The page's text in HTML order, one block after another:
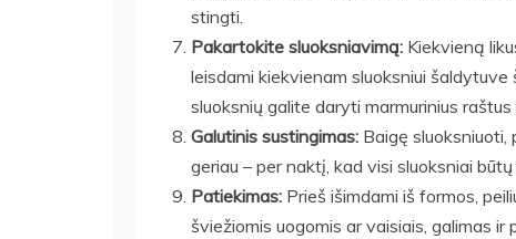
stingti.
Pakartokite sluoksniavimą: Kiekvieną
leisdami kiekvienam sluoksniui
sluoksnių galite daryti marmurinius
Galutinis sustingimas: Baigę
geriau – per naktį, kad visi sluoksniai
Patiekimas: Prieš išimdami iš formos,
šviežiomis uogomis ar vaisiais, galimas ir